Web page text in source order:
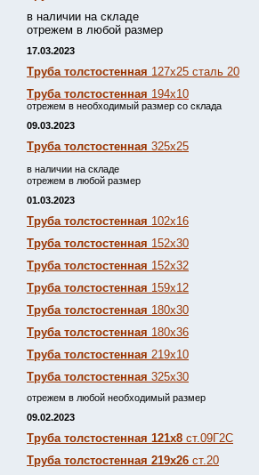
в наличии на складе
отрежем в любой размер
17.03.2023
Труба толстостенная 127х25 сталь 20
Труба толстостенная 194х10
отрежем в необходимый размер со склада
09.03.2023
Труба толстостенная 325х25
в наличии на складе
отрежем в любой размер
01.03.2023
Труба толстостенная 102х16
Труба толстостенная 152х30
Труба толстостенная 152х32
Труба толстостенная 159х12
Труба толстостенная 180х30
Труба толстостенная 180х36
Труба толстостенная 219х10
Труба толстостенная 325х30
отрежем в любой необходимый размер
09.02.2023
Труба толстостенная 121х8 ст.09Г2С
Труба толстостенная 219х26 ст.20